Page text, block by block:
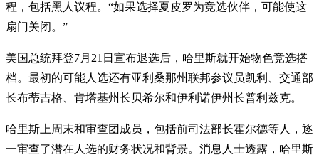
程，包括黑人议程。“如果选择夏皮罗为竞选伙伴，可能使这
扇门关闭。”
美国总统拜登7月21日宣布退选后，哈里斯就开始物色竞选搭
档。最初的可能人选还有亚利桑那州联邦参议员凯利、交通部
长布蒂吉格、肯塔基州长贝希尔和伊利诺伊州长普利兹克。
哈里斯上周末和审查团成员，包括前司法部长霍尔德等人，逐
一审查了潜在人选的财务状况和背景。消息人士透露，哈里斯